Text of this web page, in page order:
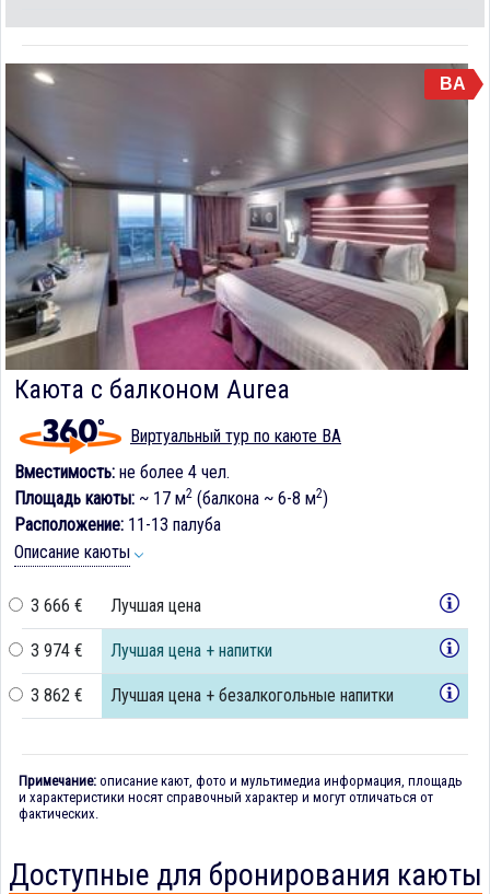
BA
Каюта с балконом Aurea
Виртуальный тур по каюте BA
Вместимость: не более 4 чел.
Площадь каюты: ~ 17 м2 (балкона ~ 6-8 м2)
Расположение: 11-13 палуба
Описание каюты
3 666 € Лучшая цена
3 974 € Лучшая цена + напитки
3 862 € Лучшая цена + безалкогольные напитки
Примечание: описание кают, фото и мультимедиа информация, площадь
и характеристики носят справочный характер и могут отличаться от
фактических.
Доступные для бронирования каюты